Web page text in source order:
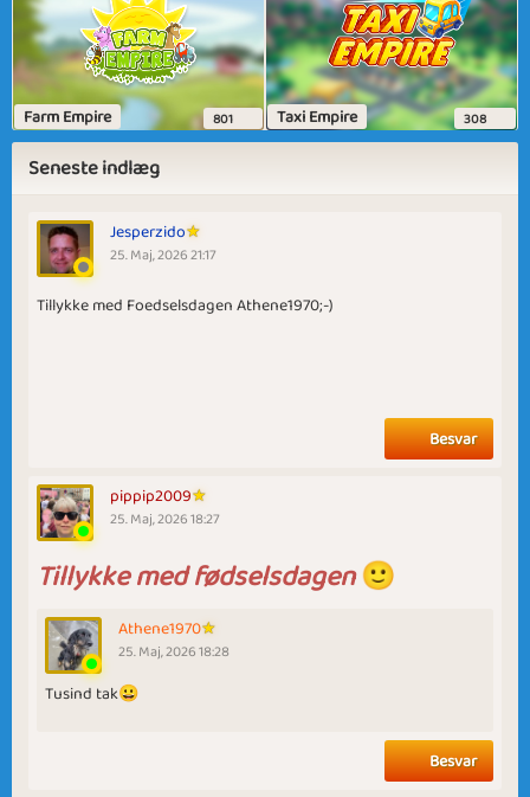
Farm Empire 801 Taxi Empire 308
Seneste indlæg
Jesperzido
25. Maj, 2026 21:17
Tillykke med Foedselsdagen Athene1970;-)
Besvar
pippip2009
25. Maj, 2026 18:27
Tillykke med fødselsdagen🙂
Athene1970
25. Maj, 2026 18:28
Tusind tak😀
Besvar